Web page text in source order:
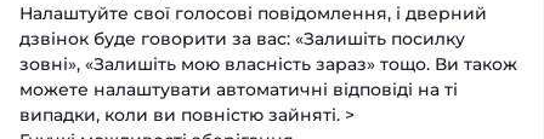
Налаштуйте свої голосові повідомлення, і дверний
дзвінок буде говорити за вас: «Залишіть посилку
зовні», «Залишіть мою власність зараз» тощо. Ви також
можете налаштувати автоматичні відповіді на ті
випадки, коли ви повністю зайняті. >